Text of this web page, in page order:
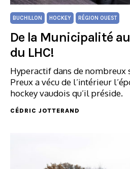
BUCHILLON HOCKEY RÉGION OUEST
De la Municipalité
du LHC!
Hyperactif dans de nombreux
Preux a vécu de l’intérieur
hockey vaudois qu’il préside.
CÉDRIC JOTTERAND